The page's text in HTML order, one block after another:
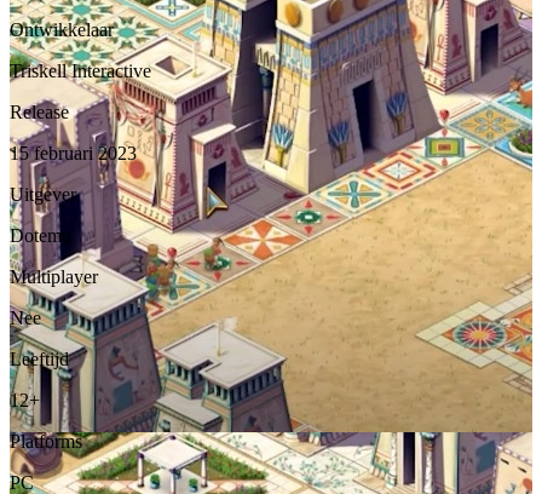
Ontwikkelaar
Triskell Interactive
Release
15 februari 2023
Uitgever
Dotemu
Multiplayer
Nee
Leeftijd
12+
Platforms
PC